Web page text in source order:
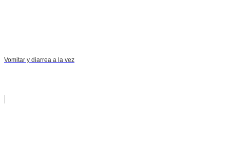
Vomitar y diarrea a la vez